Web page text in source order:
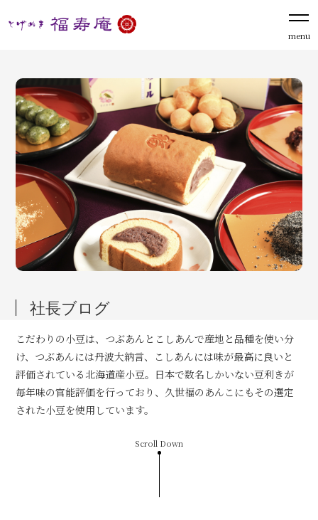
menu
社長ブログ
こだわりの小豆は、つぶあんとこしあんで産地と品種を使い分
け、つぶあんには丹波大納言、こしあんには味が最高に良いと
評価されている北海道産小豆。日本で数名しかいない豆利きが
毎年味の官能評価を行っており、久世福のあんこにもその選定
された小豆を使用しています。
Scroll Down